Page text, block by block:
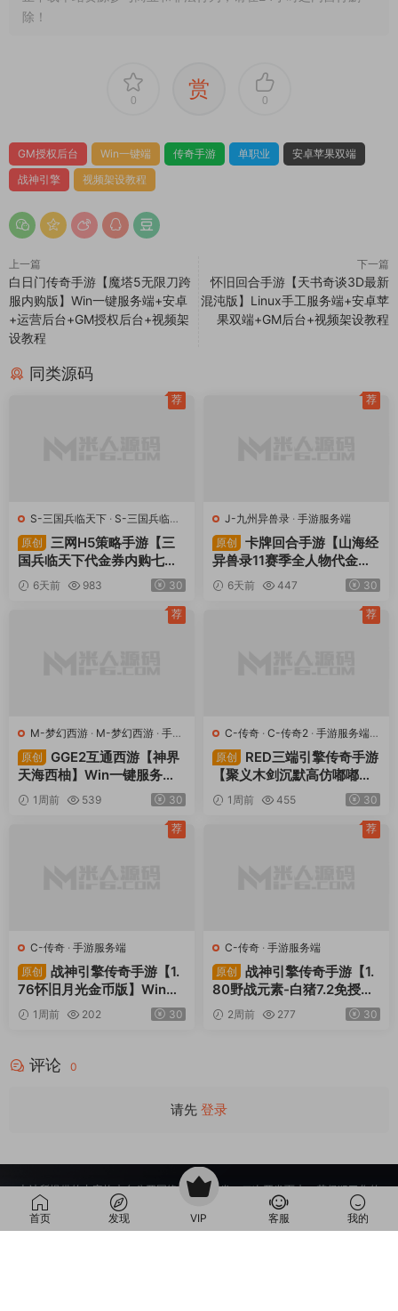
除！
0 赏 0
GM授权后台 Win一键端 传奇手游 单职业
安卓苹果双端
战神引擎
视频架设教程
上一篇
白日门传奇手游【魔塔5无限刀跨
服内购版】Win一键服务端+安卓
+运营后台+GM授权后台+视频架
设教程
下一篇
怀旧回合手游【天书奇谈3D最新
混沌版】Linux手工服务端+安卓苹
果双端+GM后台+视频架设教程
同类源码
S-三国兵临天下 · S-三国兵临天
下· 手游服务端· 页游服务端
原创
三网H5策略手游【三
国兵临天下代金券内购七合
修复版】Linux手工服务端
+管理后台+GM授权后台
+简易安卓客户端+视频架设
6天前 983 30
荐
J-九州异兽录 · 手游服务端
原创
卡牌回合手游【山海经
异兽录11赛季全人物代金券
内购版】Win一键服务端+授
权GM后台+管理后台+热更
修改工具+安卓+视频架设教
6天前 447 30
荐
M-梦幻西游 · M-梦幻西游 · 手游
服务端
端游服务端
原创
GGE2互通西游【神界
天海西柚】Win一键服务端
+安卓苹果PC三端+内置GM
工具+全套源码+视频架设教
1周前 539 30
荐
C-传奇 · C-传奇2 · 手游服务端·
端游服务端
原创
RED三端引擎传奇手游
【聚义木剑沉默高仿嘟嘟沉
默】Win一键服务端+安卓苹
果PC三端+视频架设教程
1周前 455 30
荐
C-传奇 · 手游服务端
原创
战神引擎传奇手游【1.
76怀旧月光金币版】Win一
键服务端+安卓苹果双端+G
M授权物品后台+视频架设教
1周前 202 30
荐
C-传奇 · 手游服务端
原创
战神引擎传奇手游【1.
80野战元素-白猪7.2免授
权】Win一键服务端+安卓+
GM授权物品后台+视频架设
2周前 277 30
荐
评论 0
请先 登录
本站所提供的内容均来自公开网络收集、转发、二次开发而来，若侵犯了您的
合法权益，请来信通知我们，我们会及时删除，给您带来的不便，我们深表歉
意。
首页 发现 VIP 客服 我的